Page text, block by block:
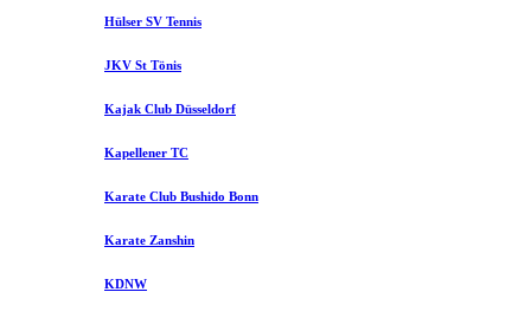
Hülser SV Tennis
JKV St Tönis
Kajak Club Düsseldorf
Kapellener TC
Karate Club Bushido Bonn
Karate Zanshin
KDNW